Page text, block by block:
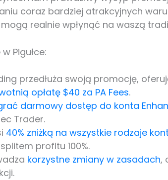
coraz bardziej atrakcyjnych
realnie wpłynąć na waszą
Pigułce:
przedłuża swoją promocję,
opłatę $40 za PA Fees.
darmowy dostęp do konta
Trader.
40% zniżką na wszystkie rodzaje kont
profitu 100%.
korzystne zmiany w zasadach,